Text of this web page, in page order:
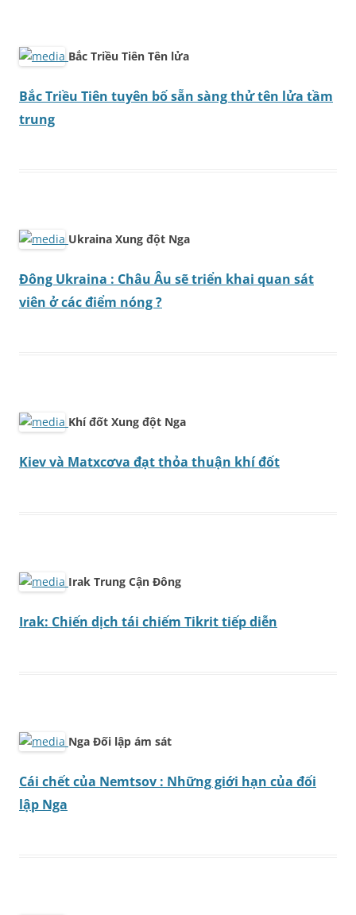
Bắc Triều Tiên Tên lửa
Bắc Triều Tiên tuyên bố sẵn sàng thử tên lửa tầm
trung
Ukraina Xung đột Nga
Đông Ukraina : Châu Âu sẽ triển khai quan sát
viên ở các điểm nóng ?
Khí đốt Xung đột Nga
Kiev và Matxcơva đạt thỏa thuận khí đốt
Irak Trung Cận Đông
Irak: Chiến dịch tái chiếm Tikrit tiếp diễn
Nga Đối lập ám sát
Cái chết của Nemtsov : Những giới hạn của đối
lập Nga